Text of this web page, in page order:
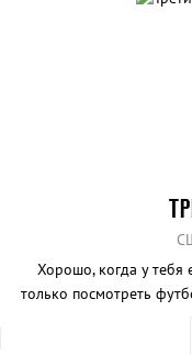
Хорошо, когда у тебя
только посмотреть